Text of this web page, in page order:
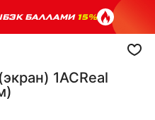
БАЛЛАМИ15%
1ACReal